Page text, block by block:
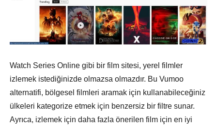
Watch Series Online gibi bir film sitesi, yerel filmler
izlemek istediğinizde olmazsa olmazdır. Bu Vumoo
alternatifi, bölgesel filmleri aramak için kullanabileceğiniz
ülkeleri kategorize etmek için benzersiz bir filtre sunar.
Ayrıca, izlemek için daha fazla önerilen film için en iyi